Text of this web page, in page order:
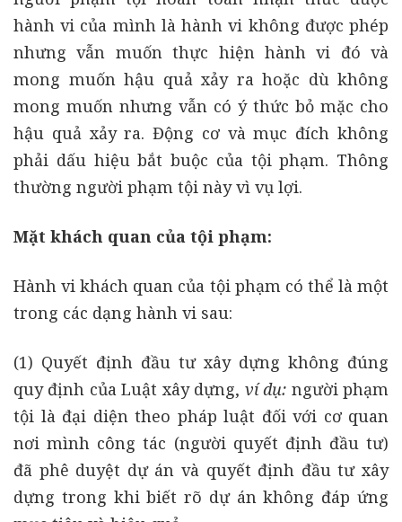
hành vi của mình là hành vi không được phép
nhưng vẫn muốn thực hiện hành vi đó và
mong muốn hậu quả xảy ra hoặc dù không
mong muốn nhưng vẫn có ý thức bỏ mặc cho
hậu quả xảy ra. Động cơ và mục đích không
phải dấu hiệu bắt buộc của tội phạm. Thông
thường người phạm tội này vì vụ lợi.
Mặt khách quan của tội phạm:
Hành vi khách quan của tội phạm có thể là một
trong các dạng hành vi sau:
(1) Quyết định đầu tư xây dựng không đúng
quy định của Luật xây dựng, ví dụ: người phạm
tội là đại diện theo pháp luật đối với cơ quan
nơi mình công tác (người quyết định đầu tư)
đã phê duyệt dự án và quyết định đầu tư xây
dựng trong khi biết rõ dự án không đáp ứng